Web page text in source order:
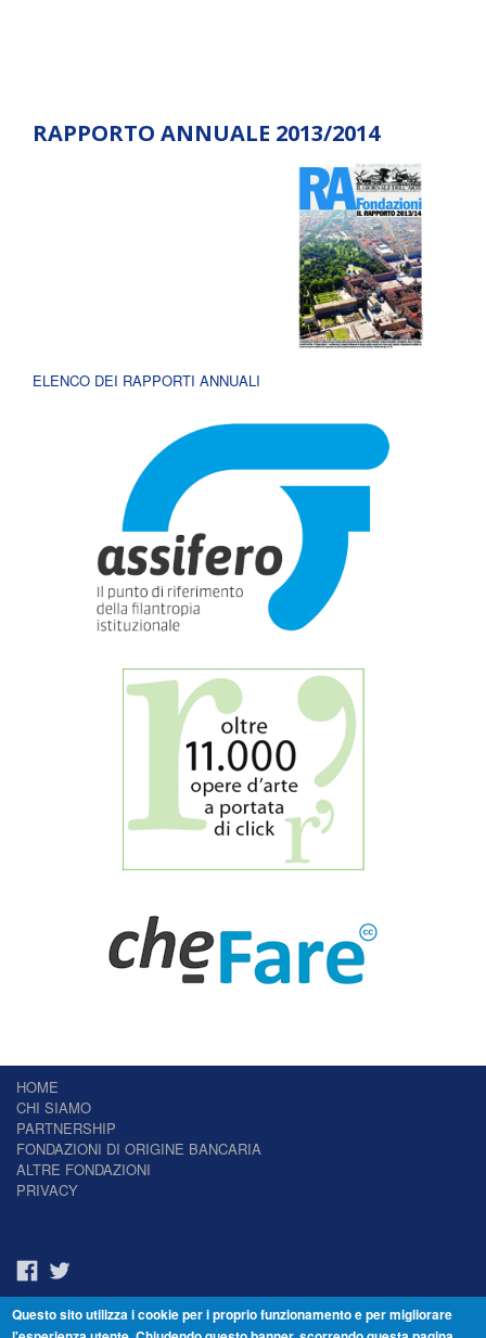
RAPPORTO ANNUALE 2013/2014
ELENCO DEI RAPPORTI ANNUALI
HOME
CHI SIAMO
PARTNERSHIP
FONDAZIONI DI ORIGINE BANCARIA
ALTRE FONDAZIONI
PRIVACY
Il Giornale delle Fondazioni - Periodico telematico
Questo sito utilizza i cookie per i proprio funzionamento e per migliorare